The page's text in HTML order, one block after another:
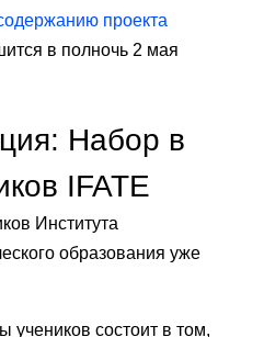
проекта
в полночь 2 мая
Набор в
IFATE
Института
образования уже
учеников состоит в том,